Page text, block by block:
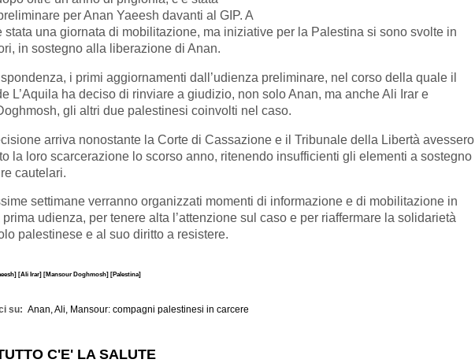
per Anan Yaeesh davanti al GIP. A
stata una giornata di mobilitazione, ma iniziative per la Palestina si sono svolte in
in sostegno alla liberazione di Anan.
i primi aggiornamenti dall’udienza preliminare, nel corso della quale il
L’Aquila ha deciso di rinviare a giudizio, non solo Anan, ma anche Ali Irar e
gli altri due palestinesi coinvolti nel caso.
arriva nonostante la Corte di Cassazione e il Tribunale della Libertà avessero
la loro scarcerazione lo scorso anno, ritenendo insufficienti gli elementi a sostegno
cautelari.
settimane verranno organizzati momenti di informazione e di mobilitazione in
udienza, per tenere alta l’attenzione sul caso e per riaffermare la solidarietà
palestinese e al suo diritto a resistere.
[Ali Irar] [Mansour Doghmosh] [Palestina]
su Anan, Ali, Mansour: compagni palestinesi in carcere
C'E' LA SALUTE